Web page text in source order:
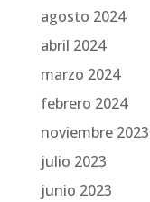
agosto 2024
abril 2024
marzo 2024
febrero 2024
noviembre 2023
julio 2023
junio 2023